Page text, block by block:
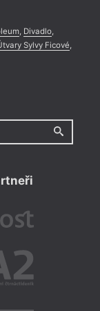
, Divadlo,
Sylvy Ficové,